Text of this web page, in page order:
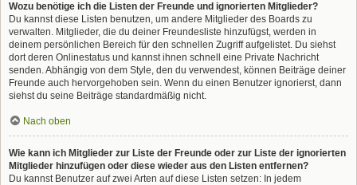
Wozu benötige ich die Listen der Freunde und ignorierten Mitglieder?
Du kannst diese Listen benutzen, um andere Mitglieder des Boards zu
verwalten. Mitglieder, die du deiner Freundesliste hinzufügst, werden in
deinem persönlichen Bereich für den schnellen Zugriff aufgelistet. Du siehst
dort deren Onlinestatus und kannst ihnen schnell eine Private Nachricht
senden. Abhängig von dem Style, den du verwendest, können Beiträge deiner
Freunde auch hervorgehoben sein. Wenn du einen Benutzer ignorierst, dann
siehst du seine Beiträge standardmäßig nicht.
Nach oben
Wie kann ich Mitglieder zur Liste der Freunde oder zur Liste der ignorierten
Mitglieder hinzufügen oder diese wieder aus den Listen entfernen?
Du kannst Benutzer auf zwei Arten auf diese Listen setzen: In jedem